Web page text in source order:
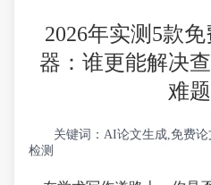
2026年实测5款
器：谁更能解决
难
关键词：AI论文生成,免费
检测